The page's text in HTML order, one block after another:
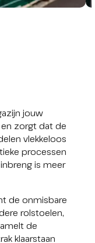
jouw
zorgt dat de
vlekkeloos
processen
is meer
de onmisbare
rolstoelen,
de
klaarstaan